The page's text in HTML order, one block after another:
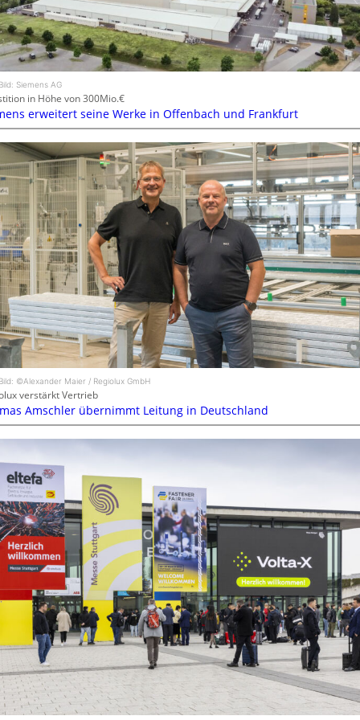
Siemens AG
in Höhe von 300Mio.€
erweitert seine Werke in Offenbach und Frankfurt
©Alexander Maier / Regiolux GmbH
verstärkt Vertrieb
Amschler übernimmt Leitung in Deutschland